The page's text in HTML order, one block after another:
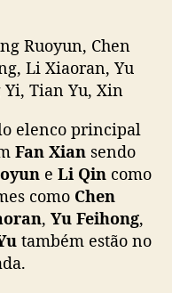
e
t
o
r
o
d
e
Z
h
a
Ruoyun, Chen
Li Xiaoran, Yu
Yi, Tian Yu, Xin
voiceover
#庆余年2
May 16,
elenco principal
Fan Xian sendo
e Li Qin como
como Chen
, Yu Feihong,
também estão no